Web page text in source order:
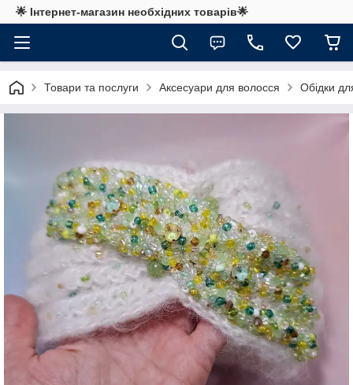
🌟 Інтернет-магазин необхідних товарів🌟
Товари та послуги Аксесуари для волосся Обідки